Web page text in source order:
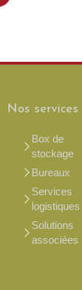
Nos services
Box de
stockage
Bureaux
Services
logistiques
Solutions
associées